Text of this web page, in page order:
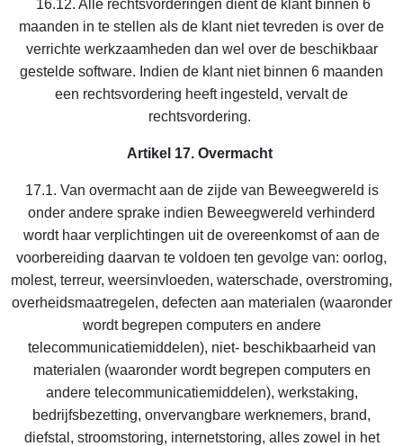
16.12. Alle rechtsvorderingen dient de klant binnen 6
maanden in te stellen als de klant niet tevreden is over de
verrichte werkzaamheden dan wel over de beschikbaar
gestelde software. Indien de klant niet binnen 6 maanden
een rechtsvordering heeft ingesteld, vervalt de
rechtsvordering.
Artikel 17. Overmacht
17.1. Van overmacht aan de zijde van Beweegwereld is
onder andere sprake indien Beweegwereld verhinderd
wordt haar verplichtingen uit de overeenkomst of aan de
voorbereiding daarvan te voldoen ten gevolge van: oorlog,
molest, terreur, weersinvloeden, waterschade, overstroming,
overheidsmaatregelen, defecten aan materialen (waaronder
wordt begrepen computers en andere
telecommunicatiemiddelen), niet- beschikbaarheid van
materialen (waaronder wordt begrepen computers en
andere telecommunicatiemiddelen), werkstaking,
bedrijfsbezetting, onvervangbare werknemers, brand,
diefstal, stroomstoring, internetstoring, alles zowel in het